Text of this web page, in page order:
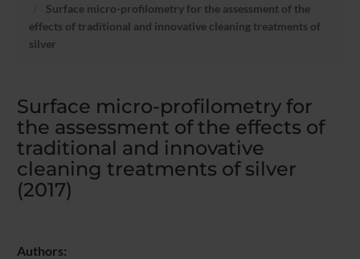
Surface micro-profilometry for the assessment of the
effects of traditional and innovative cleaning treatments of
silver
Surface micro-profilometry for
the assessment of the effects of
traditional and innovative
cleaning treatments of silver
(2017)
Authors: